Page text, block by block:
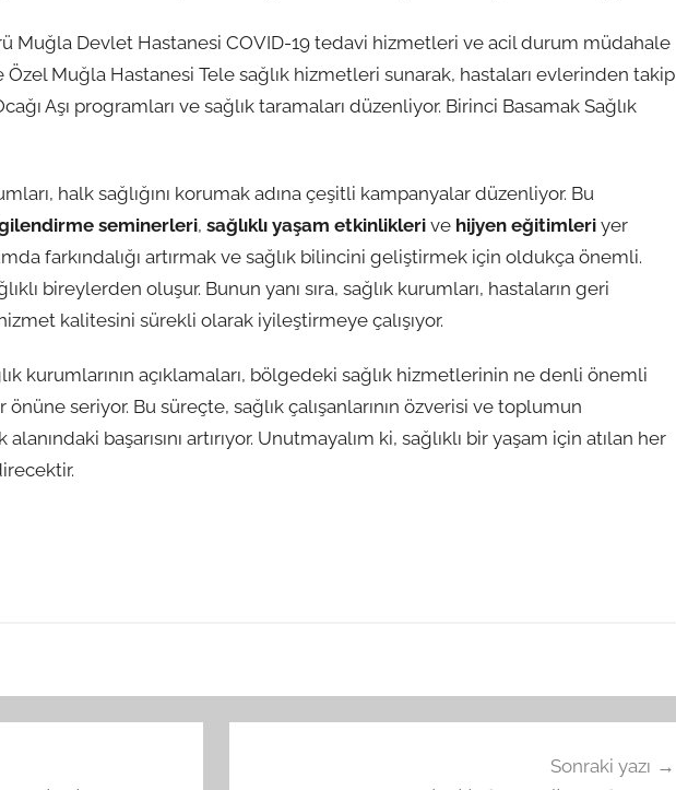
Muğla Devlet Hastanesi COVID-19 tedavi hizmetleri ve acil durum müdahale
Özel Muğla Hastanesi Tele sağlık hizmetleri sunarak, hastaları evlerinden takip
Aşı programları ve sağlık taramaları düzenliyor. Birinci Basamak Sağlık
halk sağlığını korumak adına çeşitli kampanyalar düzenliyor. Bu
seminerleri, sağlıklı yaşam etkinlikleri ve hijyen eğitimleri yer
farkındalığı artırmak ve sağlık bilincini geliştirmek için oldukça önemli.
bireylerden oluşur. Bunun yanı sıra, sağlık kurumları, hastaların geri
kalitesini sürekli olarak iyileştirmeye çalışıyor.
kurumlarının açıklamaları, bölgedeki sağlık hizmetlerinin ne denli önemli
seriyor. Bu süreçte, sağlık çalışanlarının özverisi ve toplumun
alanındaki başarısını artırıyor. Unutmayalım ki, sağlıklı bir yaşam için atılan her
Sonraki yazı